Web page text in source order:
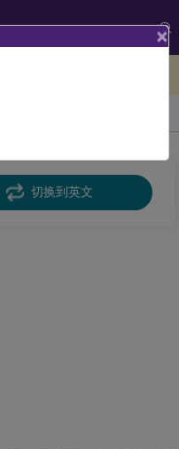
切换到英文
×